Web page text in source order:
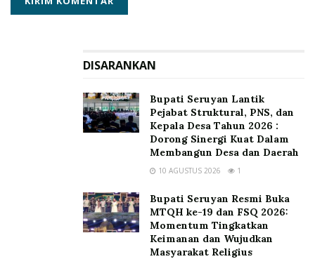
DISARANKAN
Bupati Seruyan Lantik
Pejabat Struktural, PNS, dan
Kepala Desa Tahun 2026 :
Dorong Sinergi Kuat Dalam
Membangun Desa dan Daerah
10 AGUSTUS 2026 1
Bupati Seruyan Resmi Buka
MTQH ke-19 dan FSQ 2026:
Momentum Tingkatkan
Keimanan dan Wujudkan
Masyarakat Religius